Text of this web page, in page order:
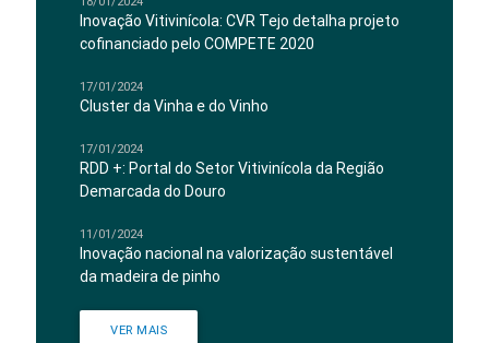
Inovação Vitivinícola: CVR Tejo detalha projeto
cofinanciado pelo COMPETE 2020
17/01/2024
Cluster da Vinha e do Vinho
17/01/2024
RDD +: Portal do Setor Vitivinícola da Região
Demarcada do Douro
11/01/2024
Inovação nacional na valorização sustentável
da madeira de pinho
VER MAIS